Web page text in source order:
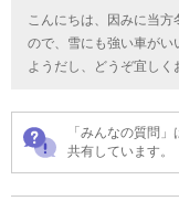
こんにちは、因みに当
ので、雪にも強い車がい
ようだし、どうぞ宜しく
「みんなの質問
共有しています。